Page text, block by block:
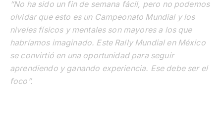
“No ha sido un fin de semana fácil, pero no podemos
olvidar que esto es un Campeonato Mundial y los
niveles físicos y mentales son mayores a los que
habríamos imaginado. Este Rally Mundial en México
se convirtió en una oportunidad para seguir
aprendiendo y ganando experiencia. Ese debe ser el
foco”.